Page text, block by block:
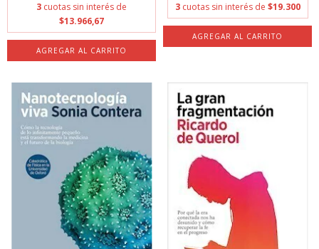
3 cuotas sin interés de
$13.966,67
3 cuotas sin interés de $19.300